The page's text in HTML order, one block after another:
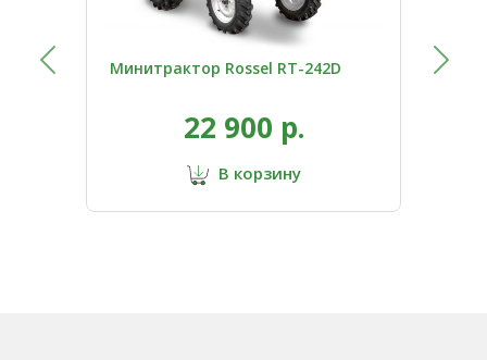
Минитрактор Rossel RT-242D
22 900 р.
В корзину